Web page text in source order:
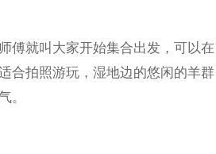
傅就叫大家开始集合出发，可以在
合拍照游玩，湿地边的悠闲的羊群
。